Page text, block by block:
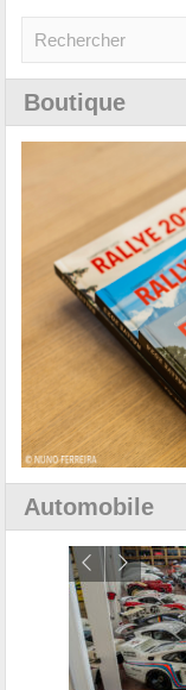
Boutique
Automobile